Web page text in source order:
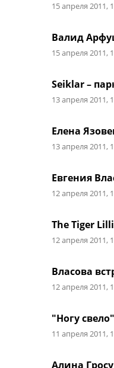
15 апреля 2011,
Валид
15 апреля 2011,
Seiklar –
13 апреля 2011,
Елена
13 апреля 2011,
Евгения
12 апреля 2011,
The Tiger
12 апреля 2011,
Власова
12 апреля 2011,
"Ногу
11 апреля 2011,
Алина